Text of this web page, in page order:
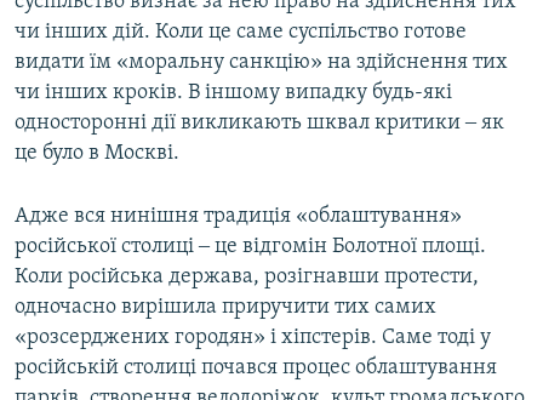
чи інших дій. Коли це саме суспільство готове
видати їм «моральну санкцію» на здійснення тих
чи інших кроків. В іншому випадку будь-які
односторонні дії викликають шквал критики ‒ як
це було в Москві.
Адже вся нинішня традиція «облаштування»
російської столиці ‒ це відгомін Болотної площі.
Коли російська держава, розігнавши протести,
одночасно вирішила приручити тих самих
«розсерджених городян» і хіпстерів. Саме тоді у
російській столиці почався процес облаштування